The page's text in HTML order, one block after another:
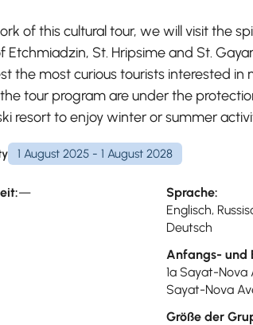
of this cultural tour, we will visit the
Etchmiadzin, St. Hripsime and St.
the most curious tourists interested
tour program are under the
resort to enjoy winter or summer
1 August 2025 - 1 August 2028
—
Sprache:
Englisch,
Deutsch
Anfangs- und
1a Sayat-Nova
Sayat-Nova
Größe der